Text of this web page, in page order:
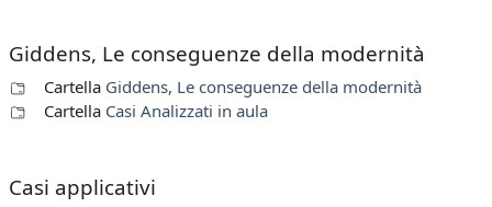
Giddens, Le conseguenze della modernità
Cartella Giddens, Le conseguenze della modernità
Cartella Casi Analizzati in aula
Casi applicativi